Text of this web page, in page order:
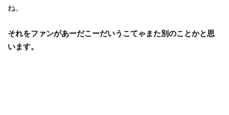
ね。
それをファンがあーだこーだいうこてゃまた別のことかと思
います。